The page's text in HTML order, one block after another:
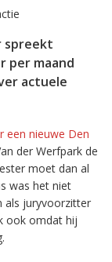
spreekt
per maand
actuele
een nieuwe Den
der Werfpark de
moet dan al
was het niet
als juryvoorzitter
ook omdat hij